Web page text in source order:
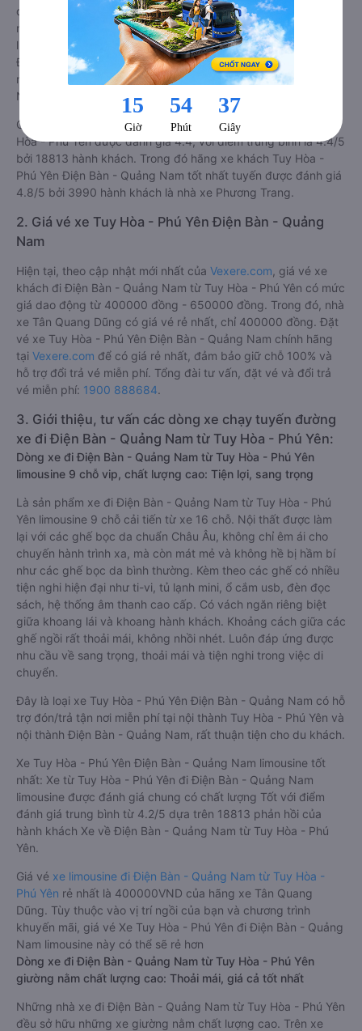
được phân loại chất lượng dựa trên đánh giá từ 1 đến 5 (1: tệ
nhất, 5: tốt nhất) của khách hàng với các tiêu chí như: Chất
lượng xe, Đúng giờ, Chất lượng phục vụ trênVexere.com
Đánh giá này được viết trực tiếp bởi các khách hàng đã trải
nghiệm các hãng Xe Tuy Hòa - Phú Yên đi Điện Bàn - Quảng
Nam.
Chất lượng các xe khách đi Điện Bàn - Quảng Nam từ Tuy
Hòa - Phú Yên được đánh giá 4.4, với điểm trung bình là 4.4/5
bởi 18813 hành khách. Trong đó hãng xe khách Tuy Hòa -
Phú Yên Điện Bàn - Quảng Nam tốt nhất tuyến được đánh giá
4.8/5 bởi 3990 hành khách là nhà xe Phương Trang.
2. Giá vé xe Tuy Hòa - Phú Yên Điện Bàn - Quảng
Nam
Hiện tại, theo cập nhật mới nhất của Vexere.com , giá vé xe
khách đi Điện Bàn - Quảng Nam từ Tuy Hòa - Phú Yên có mức
giá dao động từ 400000 đồng - 650000 đồng. Trong đó, nhà
xe Tân Quang Dũng có giá vé rẻ nhất, chỉ 400000 đồng. Đặt
vé xe Tuy Hòa - Phú Yên Điện Bàn - Quảng Nam chính hãng
tại Vexere.com để có giá rẻ nhất, đảm bảo giữ chỗ 100% và
hỗ trợ đổi trả vé miễn phí. Tổng đài tư vấn, đặt vé và đổi trả
vé miễn phí: 1900 888684.
3. Giới thiệu, tư vấn các dòng xe chạy tuyến đường
xe đi Điện Bàn - Quảng Nam từ Tuy Hòa - Phú Yên:
Dòng xe đi Điện Bàn - Quảng Nam từ Tuy Hòa - Phú Yên
limousine 9 chỗ vip, chất lượng cao: Tiện lợi, sang trọng
Là sản phẩm xe đi Điện Bàn - Quảng Nam từ Tuy Hòa - Phú
Yên limousine 9 chỗ cải tiến từ xe 16 chỗ. Nội thất được làm
lại với các ghế bọc da chuẩn Châu Âu, không chỉ êm ái cho
chuyến hành trình xa, mà còn mát mẻ và không hề bị hầm bí
như các ghế bọc da bình thường. Kèm theo các ghế có nhiều
tiện nghi hiện đại như ti-vi, tủ lạnh mini, ổ cắm usb, đèn đọc
sách, hệ thống âm thanh cao cấp. Có vách ngăn riêng biệt
giữa khoang lái và khoang hành khách. Khoảng cách giữa các
ghế ngồi rất thoải mái, không nhồi nhét. Luôn đáp ứng được
nhu cầu về sang trọng, thoải mái và tiện nghi trong việc di
chuyển.
Đây là loại xe Tuy Hòa - Phú Yên Điện Bàn - Quảng Nam có hỗ
trợ đón/trả tận nơi miễn phí tại nội thành Tuy Hòa - Phú Yên và
nội thành Điện Bàn - Quảng Nam, rất thuận tiện cho du khách.
Xe Tuy Hòa - Phú Yên Điện Bàn - Quảng Nam limousine tốt
nhất: Xe từ Tuy Hòa - Phú Yên đi Điện Bàn - Quảng Nam
limousine được đánh giá chung có chất lượng Tốt với điểm
đánh giá trung bình từ 4.2/5 dựa trên 18813 phản hồi của
hành khách Xe về Điện Bàn - Quảng Nam từ Tuy Hòa - Phú
Yên.
Giá vé xe limousine đi Điện Bàn - Quảng Nam từ Tuy Hòa -
Phú Yên rẻ nhất là 400000VND của hãng xe Tân Quang
Dũng. Tùy thuộc vào vị trí ngồi của bạn và chương trình
khuyến mãi, giá vé Xe Tuy Hòa - Phú Yên đi Điện Bàn - Quảng
Nam limousine này có thể sẽ rẻ hơn
Dòng xe đi Điện Bàn - Quảng Nam từ Tuy Hòa - Phú Yên
giường nằm chất lượng cao: Thoải mái, giá cả tốt nhất
Những nhà xe đi Điện Bàn - Quảng Nam từ Tuy Hòa - Phú Yên
đều sở hữu những xe giường nằm chất lượng cao. Trên xe